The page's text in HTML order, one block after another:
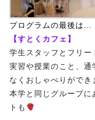
プログラムの最後は…
【すとくカフェ】
学生スタッフとフリー
実習や授業のこと、
なくおしゃべりができ
本学と同じグループに
トも